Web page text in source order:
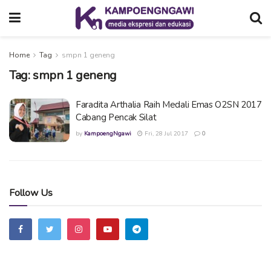
Home Tag smpn 1 geneng
Tag:smpn 1 geneng
Faradita Arthalia Raih Medali Emas O2SN 2017
Cabang Pencak Silat
by KampoengNgawi Fri, 28 Jul 2017 0
Follow Us